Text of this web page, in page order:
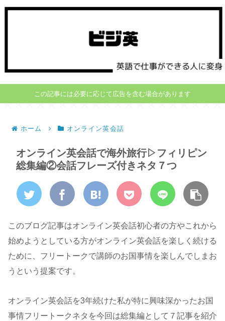
この記事には必要に応じて広告を含む場合があります
ホーム オンライン英会話
オンライン英会話で海外旅行▷フィリピン
総集編②会話フレーズ付きネタ７つ
このブログ記事はオンライン英会話初心者の方やこれから
始めようとしている方がオンライン英会話を楽しく続ける
ために、フリートークで講師のお国事情を楽しんでしまお
うという提案です。
オンライン英会話を3年続けた私が特に興味深かったお国
事情フリートークネタを今回は総集編として７記事を紹介